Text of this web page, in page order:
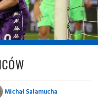
Michał Salamucha